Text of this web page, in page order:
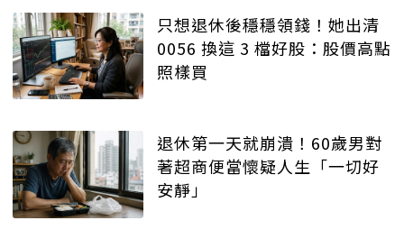
只想退休後穩穩領錢！她出清
0056 換這 3 檔好股：股價高點
照樣買
退休第一天就崩潰！60歲男對
著超商便當懷疑人生「一切好
安靜」